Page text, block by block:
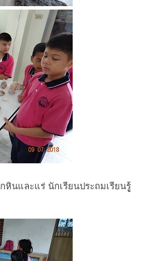
หินและแร่ นักเรียนประถมเรียนรูู้